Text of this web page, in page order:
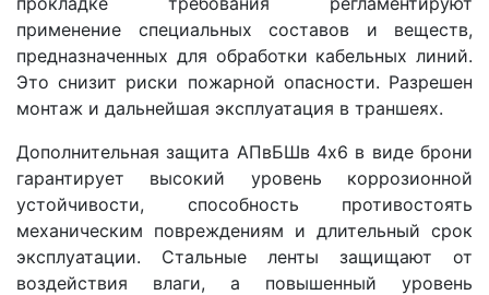
применение специальных составов и веществ,
предназначенных для обработки кабельных линий.
Это снизит риски пожарной опасности. Разрешен
монтаж и дальнейшая эксплуатация в траншеях.
Дополнительная защита АПвБШв 4x6 в виде брони
гарантирует высокий уровень коррозионной
устойчивости, способность противостоять
механическим повреждениям и длительный срок
эксплуатации. Стальные ленты защищают от
воздействия влаги, а повышенный уровень